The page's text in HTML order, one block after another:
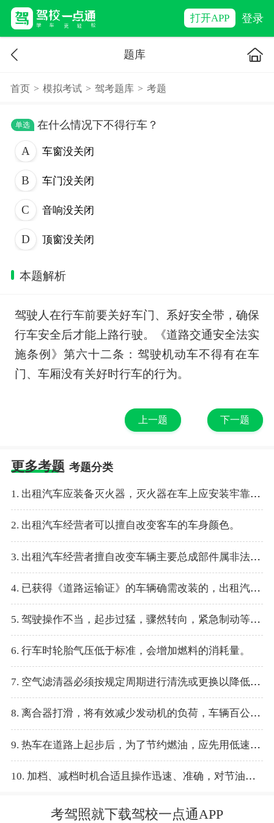
打开APP 登录
题库
首页 > 模拟考试 > 驾考题库 > 考题
单选 在什么情况下不得行车？
车窗没关闭
车门没关闭
音响没关闭
顶窗没关闭
本题解析
驾驶人在行车前要关好车门、系好安全带，确保
行车安全后才能上路行驶。《道路交通安全法实
施条例》第六十二条：驾驶机动车不得有在车
门、车厢没有关好时行车的行为。
上一题 下一题
更多考题 考题分类
1. 出租汽车应装备灭火器，灭火器在车上应安装牢靠并便于取用。
2. 出租汽车经营者可以擅自改变客车的车身颜色。
3. 出租汽车经营者擅自改变车辆主要总成部件属非法改装。
4. 已获得《道路运输证》的车辆确需改装的，出租汽车经营者应当事先获得有关部门的批准，交由合法改装企业实施车辆改装作业。
5. 驾驶操作不当，起步过猛，骤然转向，紧急制动等，容易导致轮胎的严重磨损。
6. 行车时轮胎气压低于标准，会增加燃料的消耗量。
7. 空气滤清器必须按规定周期进行清洗或更换以降低汽车油耗。
8. 离合器打滑，将有效减少发动机的负荷，车辆百公里油耗降低。
9. 热车在道路上起步后，为了节约燃油，应先用低速档行驶几公里再换档高速档。
10. 加档、减档时机合适且操作迅速、准确，对节油有利。
考驾照就下载驾校一点通APP